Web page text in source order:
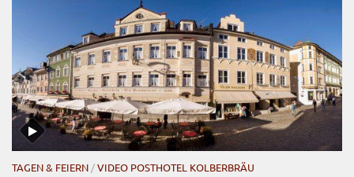
TAGEN & FEIERN /VIDEO POSTHOTEL KOLBERBRÄU